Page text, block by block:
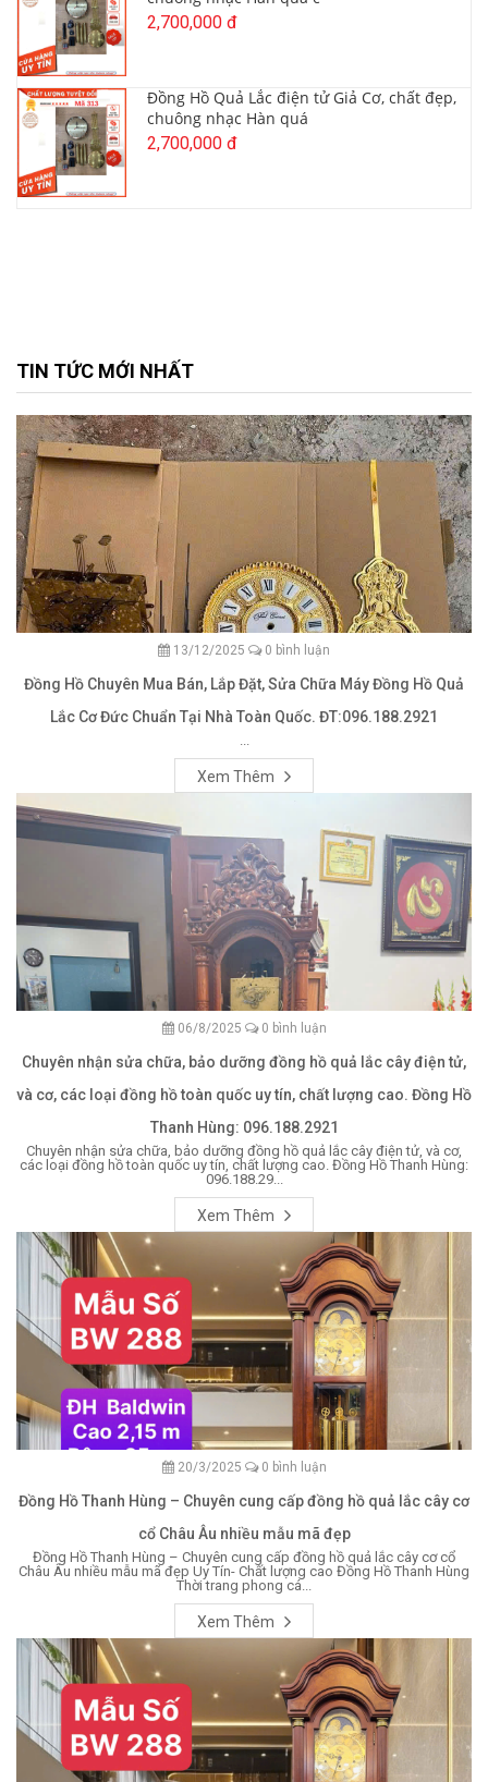
2,700,000 đ
Đồng Hồ Quả Lắc điện tử Giả Cơ, chất đẹp,
chuông nhạc Hàn quá
2,700,000 đ
TIN TỨC MỚI NHẤT
13/12/2025 0 bình luận
Đồng Hồ Chuyên Mua Bán, Lắp Đặt, Sửa Chữa Máy Đồng Hồ Quả
Lắc Cơ Đức Chuẩn Tại Nhà Toàn Quốc. ĐT:096.188.2921
...
Xem Thêm
06/8/2025 0 bình luận
Chuyên nhận sửa chữa, bảo dưỡng đồng hồ quả lắc cây điện tử,
và cơ, các loại đồng hồ toàn quốc uy tín, chất lượng cao. Đồng Hồ
Thanh Hùng: 096.188.2921
Chuyên nhận sửa chữa, bảo dưỡng đồng hồ quả lắc cây điện tử, và cơ,
các loại đồng hồ toàn quốc uy tín, chất lượng cao. Đồng Hồ Thanh Hùng:
096.188.29...
Xem Thêm
20/3/2025 0 bình luận
Đồng Hồ Thanh Hùng – Chuyên cung cấp đồng hồ quả lắc cây cơ
cổ Châu Âu nhiều mẫu mã đẹp
Đồng Hồ Thanh Hùng – Chuyên cung cấp đồng hồ quả lắc cây cơ cổ
Châu Âu nhiều mẫu mã đẹp Uy Tín- Chất lượng cao Đồng Hồ Thanh Hùng
Thời trang phong cá...
Xem Thêm